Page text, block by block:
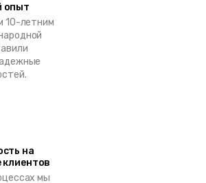
опыт
10-летним
на
мы